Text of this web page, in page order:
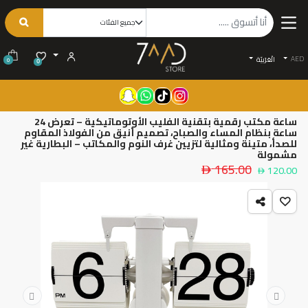
AED الْعَرَبيّة 0
0
ساعة مكتب رقمية بتقنية الفليب الأوتوماتيكية – تعرض 24
ساعة بنظام المساء والصباح، تصميم أنيق من الفولاذ المقاوم
للصدأ، متينة ومثالية لتزيين غرف النوم والمكاتب – البطارية غير
مشمولة
120.00
165.00